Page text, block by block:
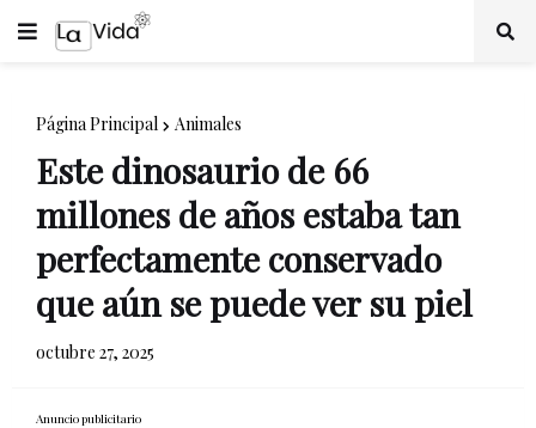
Página Principal Animales
Este dinosaurio de 66
millones de años estaba tan
perfectamente conservado
que aún se puede ver su piel
octubre 27, 2025
Anuncio publicitario